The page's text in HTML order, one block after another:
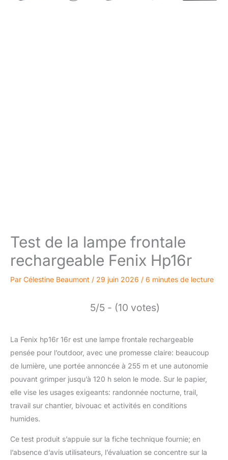
Test de la lampe frontale
rechargeable Fenix Hp16r
Par Célestine Beaumont / 29 juin 2026 / 6 minutes de lecture
5/5 - (10 votes)
La Fenix hp16r 16r est une lampe frontale rechargeable
pensée pour l’outdoor, avec une promesse claire: beaucoup
de lumière, une portée annoncée à 255 m et une autonomie
pouvant grimper jusqu’à 120 h selon le mode. Sur le papier,
elle vise les usages exigeants: randonnée nocturne, trail,
travail sur chantier, bivouac et activités en conditions
humides.
Ce test produit s’appuie sur la fiche technique fournie; en
l’absence d’avis utilisateurs, l’évaluation se concentre sur la